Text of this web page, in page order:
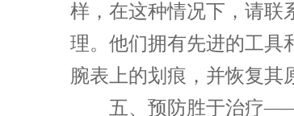
样，在这种情况下，请联
理。他们拥有先进的工具
腕表上的划痕，并恢复其
五、预防胜于治疗——